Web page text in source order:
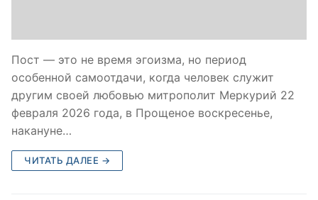
Пост — это не время эгоизма, но период
особенной самоотдачи, когда человек служит
другим своей любовью митрополит Меркурий 22
февраля 2026 года, в Прощеное воскресенье,
накануне…
ЧИТАТЬ ДАЛЕЕ →